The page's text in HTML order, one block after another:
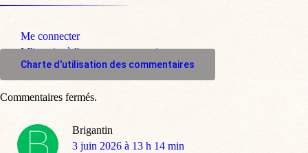
Me connecter
M'inscrire à l'espace commentaire
Charte d'utilisation des commentaires
Brigantin
dit
3 juin 2026 à 13 h 14 min
Commentaires fermés.